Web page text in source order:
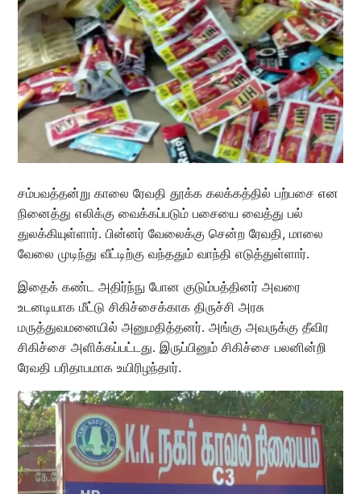
சம்பவத்தன்று காலை ரேவதி தூக்க கலக்கத்தில் பற்பசை என
நினைத்து எலிக்கு வைக்கப்படும் பசையை வைத்து பல்
துலக்கியுள்ளார். பின்னர் வேலைக்கு சென்ற ரேவதி, மாலை
வேலை முடிந்து வீட்டிற்கு வந்ததும் வாந்தி எடுத்துள்ளார்.
இதைக் கண்ட அதிர்ந்நு போன குடும்பத்தினர் அவரை
உடனடியாக மீட்டு சிகிச்சைக்காக திருச்சி அரசு
மருத்துவமனையில் அனுமதித்தனர். அங்கு அவருக்கு தீவிர
சிகிச்சை அளிக்கப்பட்டது. இருப்பினும் சிகிச்சை பலனின்றி
ரேவதி பரிதாபமாக உயிரிழந்தார்.